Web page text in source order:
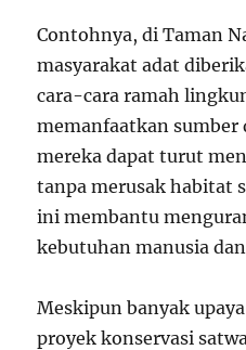
Contohnya, di Taman
masyarakat adat
cara-cara ramah
memanfaatkan sumber
mereka dapat turut
tanpa merusak habitat
ini membantu
kebutuhan manusia
Meskipun banyak
proyek konservasi